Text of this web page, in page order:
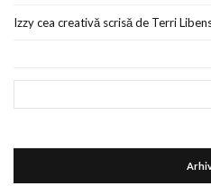
Izzy cea creativă scrisă de Terri